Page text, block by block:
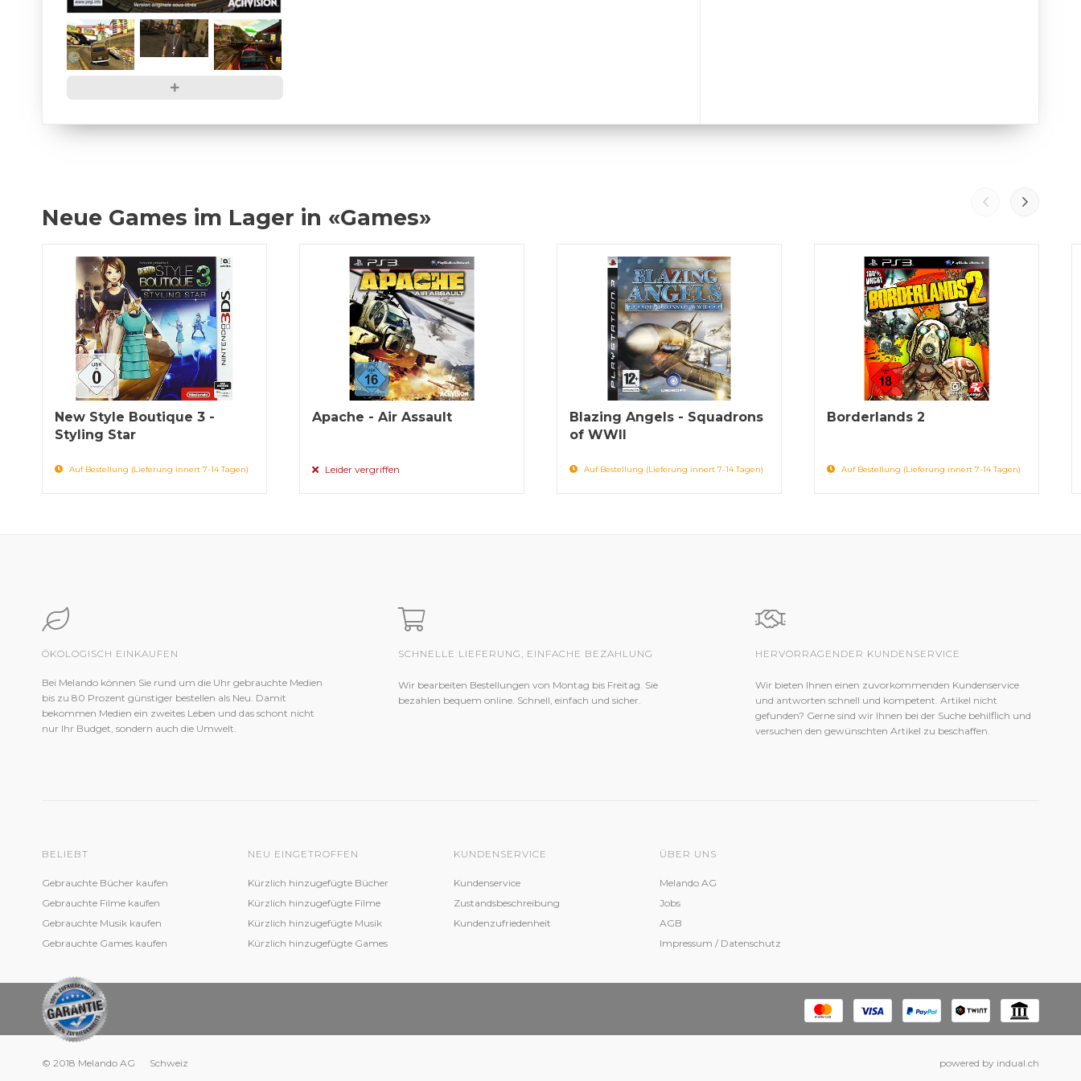
Neue Games im Lager in «Games»
New Style Boutique 3 -
Styling Star
Auf Bestellung (Lieferung innert 7-14 Tagen)
Apache - Air Assault
Leider vergriffen
Blazing Angels - Squadrons
of WWII
Auf Bestellung (Lieferung innert 7-14 Tagen)
Borderlands 2
Auf Bestellung (Lieferung innert 7-14 Tagen)
ÖKOLOGISCH EINKAUFEN
Bei Melando können Sie rund um die Uhr gebrauchte Medien
bis zu 80 Prozent günstiger bestellen als Neu. Damit
bekommen Medien ein zweites Leben und das schont nicht
nur Ihr Budget, sondern auch die Umwelt.
SCHNELLE LIEFERUNG, EINFACHE BEZAHLUNG
Wir bearbeiten Bestellungen von Montag bis Freitag. Sie
bezahlen bequem online. Schnell, einfach und sicher.
HERVORRAGENDER KUNDENSERVICE
Wir bieten Ihnen einen zuvorkommenden Kundenservice
und antworten schnell und kompetent. Artikel nicht
gefunden? Gerne sind wir Ihnen bei der Suche behilflich und
versuchen den gewünschten Artikel zu beschaffen.
BELIEBT
Gebrauchte Bücher kaufen
Gebrauchte Filme kaufen
Gebrauchte Musik kaufen
Gebrauchte Games kaufen
NEU EINGETROFFEN
Kürzlich hinzugefügte Bücher
Kürzlich hinzugefügte Filme
Kürzlich hinzugefügte Musik
Kürzlich hinzugefügte Games
KUNDENSERVICE
Kundenservice
Zustandsbeschreibung
Kundenzufriedenheit
ÜBER UNS
Melando AG
Jobs
AGB
Impressum / Datenschutz
© 2018 Melando AG Schweiz powered by indual.ch